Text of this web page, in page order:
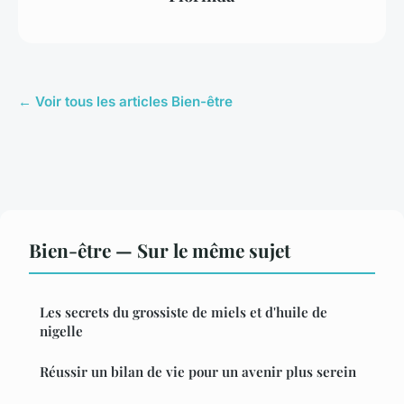
← Voir tous les articles Bien-être
Bien-être — Sur le même sujet
Les secrets du grossiste de miels et d'huile de
nigelle
Réussir un bilan de vie pour un avenir plus serein